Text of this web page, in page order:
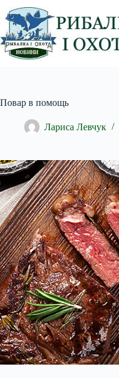
Перейти
до
вмісту
Повар в помощь
Лариса Левчук